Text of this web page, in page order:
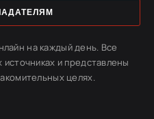
на каждый день. Все
и представлены
целях.